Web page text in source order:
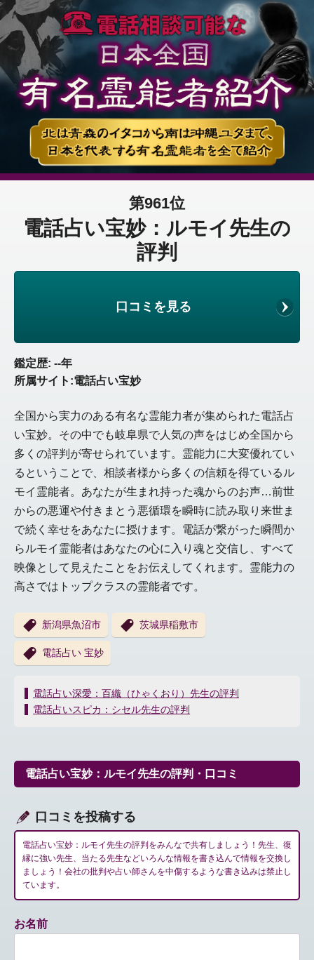
第961位
電話占い宝妙：ルモイ先生の
評判
口コミを見る
鑑定歴: --年
所属サイト:電話占い宝妙
全国から実力のある有名な霊能力者が集められた電話占
い宝妙。その中でも岐阜県で人気の声をはじめ全国から
多くの評判が寄せられています。霊能力に大変優れてい
るということで、相談者様から多くの信頼を得ているル
モイ霊能者。あなたが生まれ持った魂からのお声…前世
からの悪運や付きまとう悪循環を瞬時に読み取り来世ま
で続く幸せをあなたに授けます。電話が繋がった瞬間か
らルモイ霊能者はあなたの心に入り魂と交信し、すべて
映像として見えたことをお伝えしてくれます。霊能力の
高さではトップクラスの霊能者です。
新潟県魚沼市 茨城県稲敷市
電話占い 宝妙
投
稿
ー
シ
ン
電話占い深愛：百織（ひゃくおり）先生の評判
電話占いスピカ：シセル先生の評判
電話占い宝妙：ルモイ先生の評判・口コミ
口コミを投稿する
電話占い宝妙：ルモイ先生の評判をみんなで共有しましょう！先生、復
縁に強い先生、当たる先生などいろんな情報を書き込んで情報を交換し
ましょう！会社の批判や占い師さんを中傷するような書き込みは禁止し
ています。
お名前